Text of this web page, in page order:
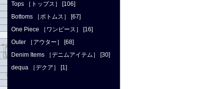
Tops ［トップス］ [106]
Bottoms ［ボトムス］ [67]
One Piece ［ワンピース］ [16]
Outer ［アウター］ [68]
Denim Items ［デニムアイテム］ [30]
dequa ［デクア］ [1]